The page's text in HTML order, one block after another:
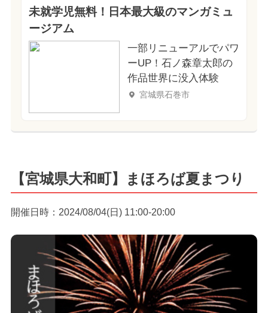
未就学児無料！日本最大級のマンガミュ
ージアム
一部リニューアルでパワ
ーUP！石ノ森章太郎の
作品世界に没入体験
宮城県石巻市
【宮城県大和町】まほろば夏まつり
開催日時：2024/08/04(日) 11:00-20:00